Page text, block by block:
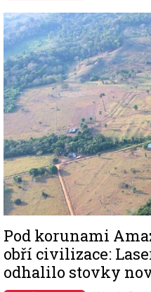
Image
Pod korunami
obří civilizace:
odhalilo stovky